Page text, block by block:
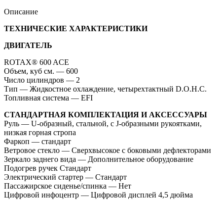
Описание
ТЕХНИЧЕСКИЕ ХАРАКТЕРИСТИКИ
ДВИГАТЕЛЬ
ROTAX® 600 ACE
Объем, куб см. — 600
Число цилиндров — 2
Тип — Жидкостное охлаждение, четырехтактный D.O.H.C.
Топливная система — EFI
СТАНДАРТНАЯ КОМПЛЕКТАЦИЯ И АКСЕССУАРЫ
Руль — U-образный, стальной, с J-образными рукоятками,
низкая горная стропа
Фаркоп — стандарт
Ветровое стекло — Сверхвысокое с боковыми дефлекторами
Зеркало заднего вида — Дополнительное оборудование
Подогрев ручек Стандарт
Электрический стартер — Стандарт
Пассажирское сиденье/спинка — Нет
Цифровой инфоцентр — Цифровой дисплей 4,5 дюйма